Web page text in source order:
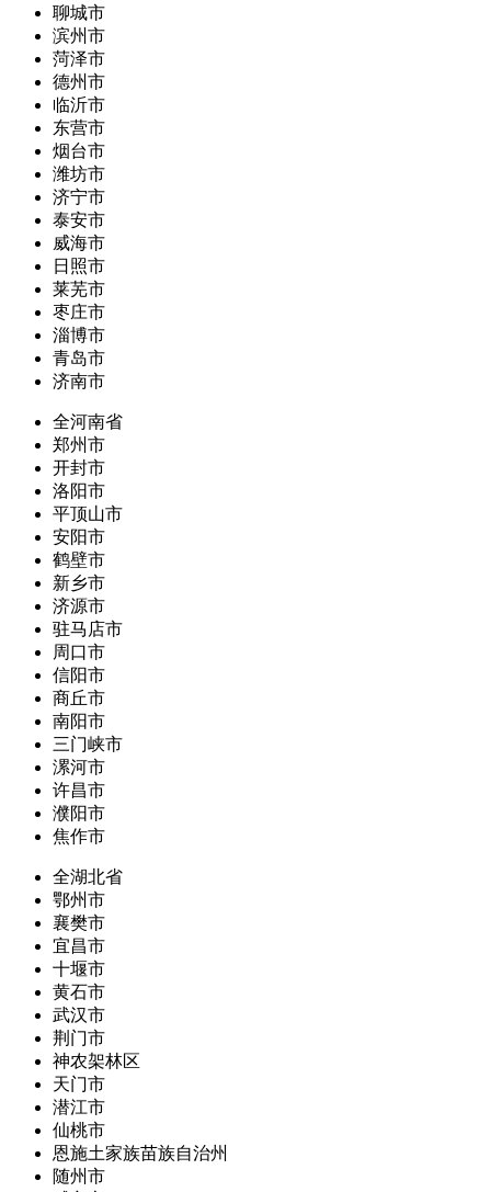
聊城市
滨州市
菏泽市
德州市
临沂市
东营市
烟台市
潍坊市
济宁市
泰安市
威海市
日照市
莱芜市
枣庄市
淄博市
青岛市
济南市
全河南省
郑州市
开封市
洛阳市
平顶山市
安阳市
鹤壁市
新乡市
济源市
驻马店市
周口市
信阳市
商丘市
南阳市
三门峡市
漯河市
许昌市
濮阳市
焦作市
全湖北省
鄂州市
襄樊市
宜昌市
十堰市
黄石市
武汉市
荆门市
神农架林区
天门市
潜江市
仙桃市
恩施土家族苗族自治州
随州市